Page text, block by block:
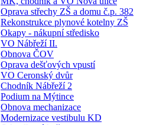
Oprava střechy ZŠ a domu č.p. 382
Rekonstrukce plynové kotelny ZŠ
Okapy - nákupní středisko
VO Nábřeží II.
Obnova ČOV
Oprava dešťových vpustí
VO Ceronský dvůr
Chodník Nábřeží 2
Podium na Mýtince
Obnova mechanizace
Modernizace vestibulu KD